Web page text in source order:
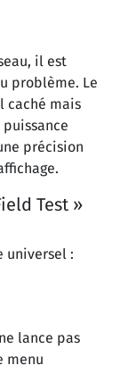
il est
problème. Le
caché mais
précision
Test »
universel :
lance pas
menu